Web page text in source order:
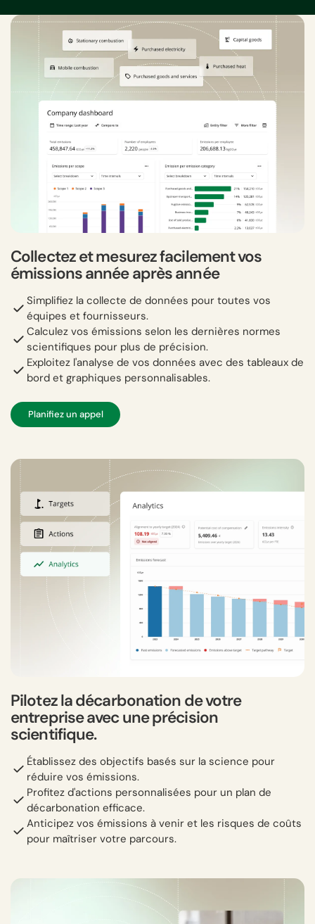
Collectez et mesurez facilement vos
émissions année après année
Simplifiez la collecte de données pour toutes vos
équipes et fournisseurs.
Calculez vos émissions selon les dernières normes
scientifiques pour plus de précision.
Exploitez l'analyse de vos données avec des tableaux de
bord et graphiques personnalisables.
Planifiez un appel
Pilotez la décarbonation de votre
entreprise avec une précision
scientifique.
Établissez des objectifs basés sur la science pour
réduire vos émissions.
Profitez d'actions personnalisées pour un plan de
décarbonation efficace.
Anticipez vos émissions à venir et les risques de coûts
pour maîtriser votre parcours.